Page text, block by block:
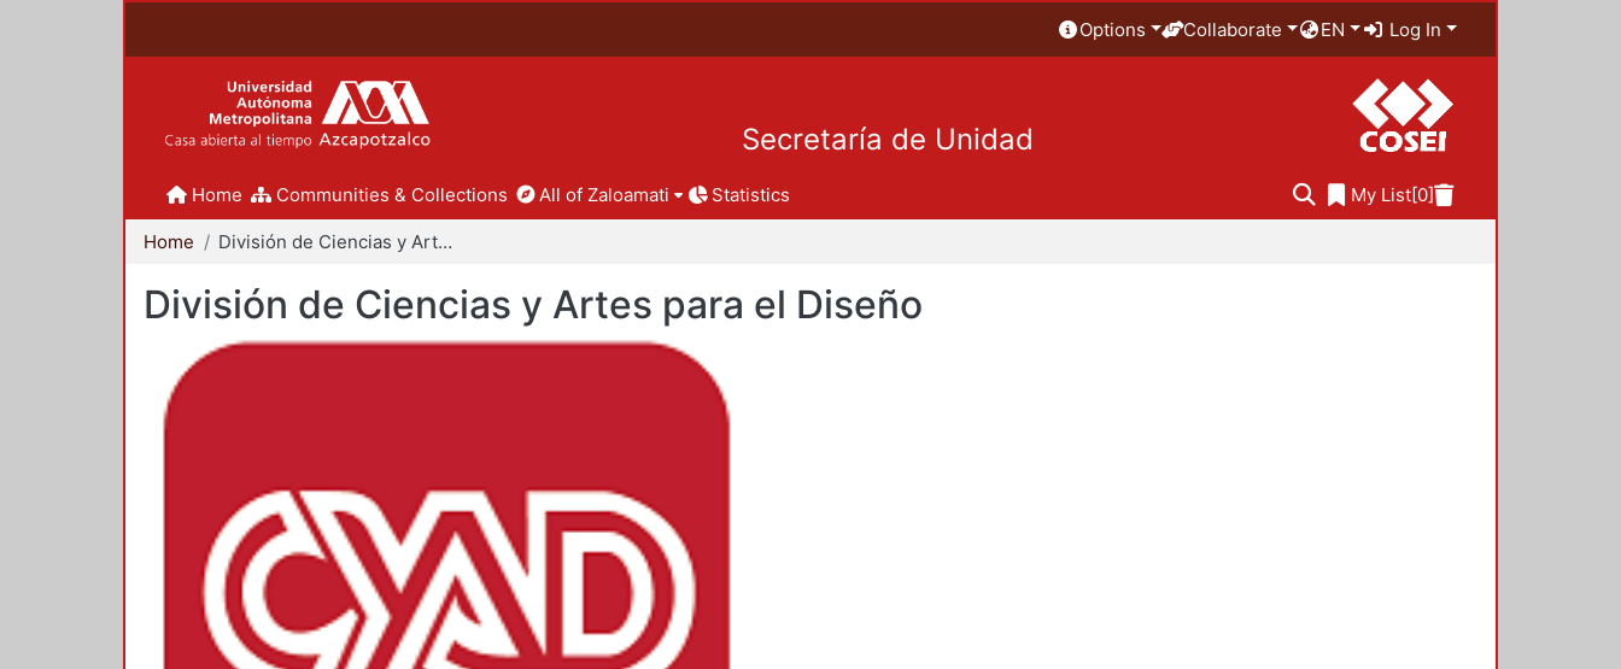
Options Collaborate EN Log In
Secretaría de Unidad
Home Communities & Collections All of Zaloamati Statistics My List[0]
Home División de Ciencias y Artes para el Diseño
División de Ciencias y Artes para el Diseño